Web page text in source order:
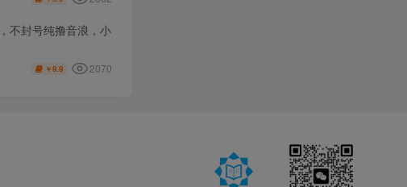
不封号纯撸音浪，小
￥9.9 2070